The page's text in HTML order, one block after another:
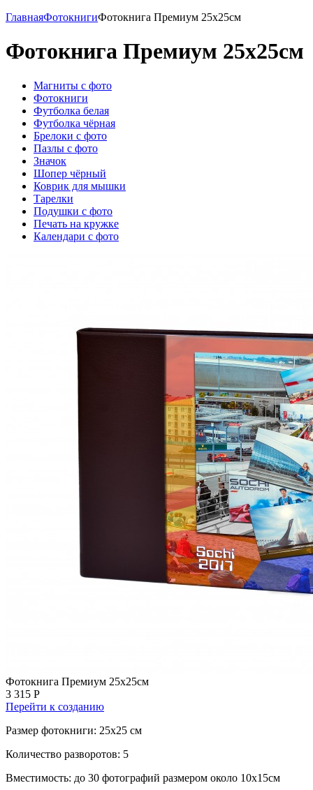
ГлавнаяФотокнигиФотокнига Премиум 25х25см
Фотокнига Премиум 25х25см
Магниты с фото
Фотокниги
Футболка белая
Футболка чёрная
Брелоки с фото
Пазлы с фото
Значок
Шопер чёрный
Коврик для мышки
Тарелки
Подушки с фото
Печать на кружке
Календари с фото
Фотокнига Премиум 25х25см
3 315 Р
Перейти к созданию
Размер фотокниги: 25x25 см
Количество разворотов: 5
Вместимость: до 30 фотографий размером около 10х15см